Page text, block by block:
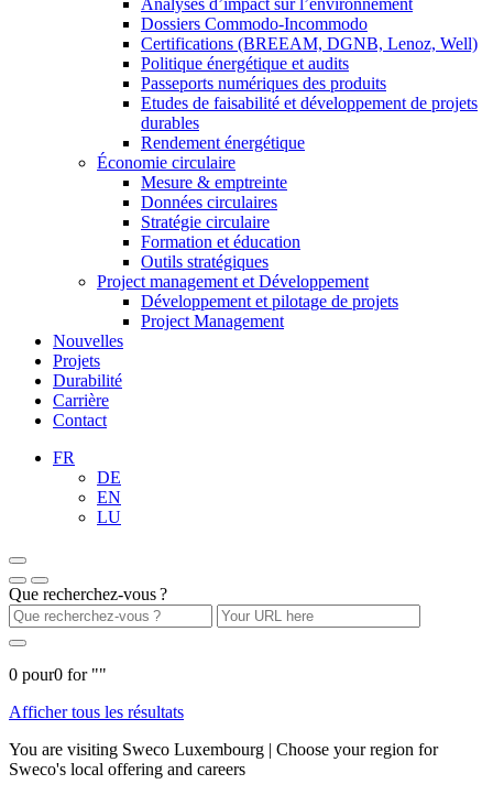
Analyses d’impact sur l’environnement
Dossiers Commodo-Incommodo
Certifications (BREEAM, DGNB, Lenoz, Well)
Politique énergétique et audits
Passeports numériques des produits
Etudes de faisabilité et développement de projets
durables
Rendement énergétique
Économie circulaire
Mesure & emptreinte
Données circulaires
Stratégie circulaire
Formation et éducation
Outils stratégiques
Project management et Développement
Développement et pilotage de projets
Project Management
Nouvelles
Projets
Durabilité
Carrière
Contact
FR
DE
EN
LU
Que recherchez-vous ?
0 pour0 for ""
Afficher tous les résultats
You are visiting Sweco Luxembourg | Choose your region for
Sweco's local offering and careers